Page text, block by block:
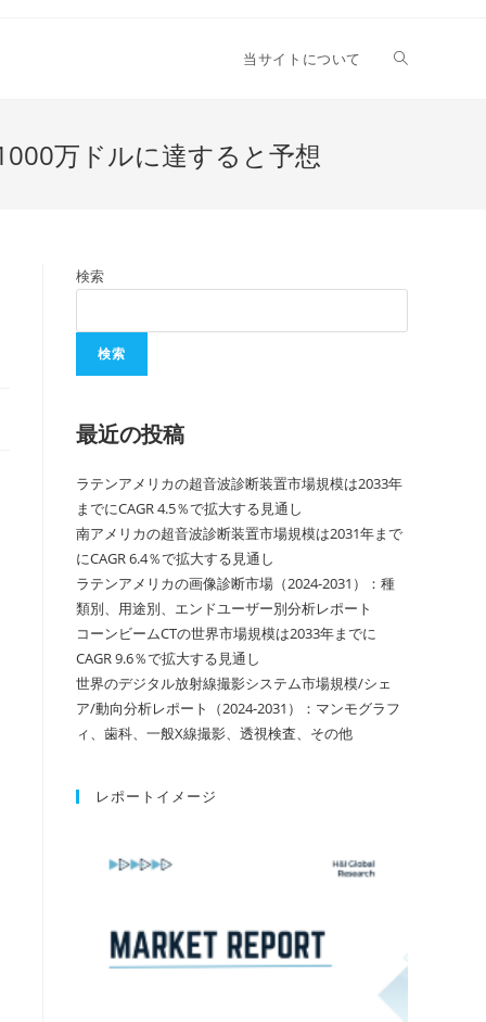
当サイトについて
万ドルに達すると予想
検索
検索
最近の投稿
ラテンアメリカの超音波診断装置市場規模は2033年
までにCAGR 4.5％で拡大する見通し
南アメリカの超音波診断装置市場規模は2031年まで
にCAGR 6.4％で拡大する見通し
ラテンアメリカの画像診断市場（2024-2031）：種
類別、用途別、エンドユーザー別分析レポート
コーンビームCTの世界市場規模は2033年までに
CAGR 9.6％で拡大する見通し
世界のデジタル放射線撮影システム市場規模/シェ
ア/動向分析レポート（2024-2031）：マンモグラフ
ィ、歯科、一般X線撮影、透視検査、その他
レポートイメージ